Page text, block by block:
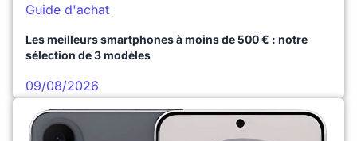
Guide d'achat
Les meilleurs smartphones à moins de 500 € : notre
sélection de 3 modèles
09/08/2026